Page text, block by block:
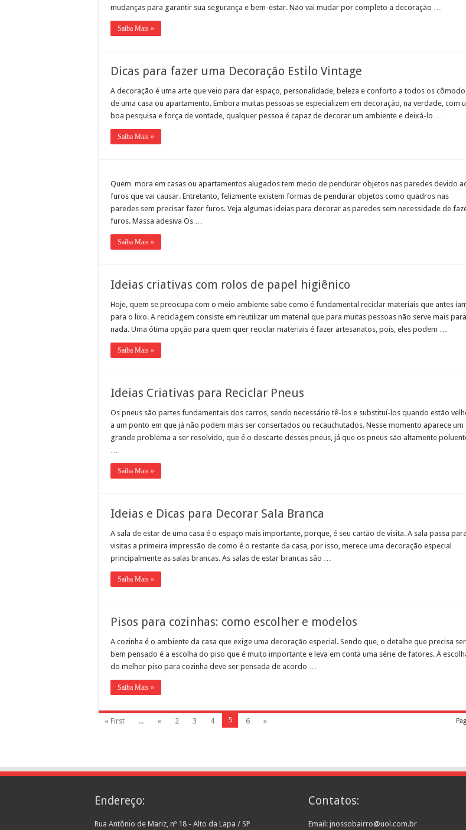
mudanças para garantir sua segurança e bem-estar. Não vai mudar por completo a decoração …
Saiba Mais »
Dicas para fazer uma Decoração Estilo Vintage
A decoração é uma arte que veio para dar espaço, personalidade, beleza e conforto a todos os
de uma casa ou apartamento. Embora muitas pessoas se especializem em decoração, na verdade, com
boa pesquisa e força de vontade, qualquer pessoa é capaz de decorar um ambiente e deixá-lo …
Saiba Mais »
Quem mora em casas ou apartamentos alugados tem medo de pendurar objetos nas paredes devido
furos que vai causar. Entretanto, felizmente existem formas de pendurar objetos como quadros nas
paredes sem precisar fazer furos. Veja algumas ideias para decorar as paredes sem necessidade de
furos. Massa adesiva Os …
Saiba Mais »
Ideias criativas com rolos de papel higiênico
Hoje, quem se preocupa com o meio ambiente sabe como é fundamental reciclar materiais que antes
para o lixo. A reciclagem consiste em reutilizar um material que para muitas pessoas não serve mais para
nada. Uma ótima opção para quem quer reciclar materiais é fazer artesanatos, pois, eles podem …
Saiba Mais »
Ideias Criativas para Reciclar Pneus
Os pneus são partes fundamentais dos carros, sendo necessário tê-los e substituí-los quando estão
a um ponto em que já não podem mais ser consertados ou recauchutados. Nesse momento aparece um
grande problema a ser resolvido, que é o descarte desses pneus, já que os pneus são altamente
…
Saiba Mais »
Ideias e Dicas para Decorar Sala Branca
A sala de estar de uma casa é o espaço mais importante, porque, é seu cartão de visita. A sala passa
visitas a primeira impressão de como é o restante da casa, por isso, merece uma decoração especial
principalmente as salas brancas. As salas de estar brancas são …
Saiba Mais »
Pisos para cozinhas: como escolher e modelos
A cozinha é o ambiente da casa que exige uma decoração especial. Sendo que, o detalhe que precisa ser
bem pensado é a escolha do piso que é muito importante e leva em conta uma série de fatores. A
do melhor piso para cozinha deve ser pensada de acordo …
Saiba Mais »
« First ... « 2 3 4 5 6 »
Endereço:
Rua Antônio de Mariz, nº 18 - Alto da Lapa / SP
Contatos:
Email: jnossobairro@uol.com.br